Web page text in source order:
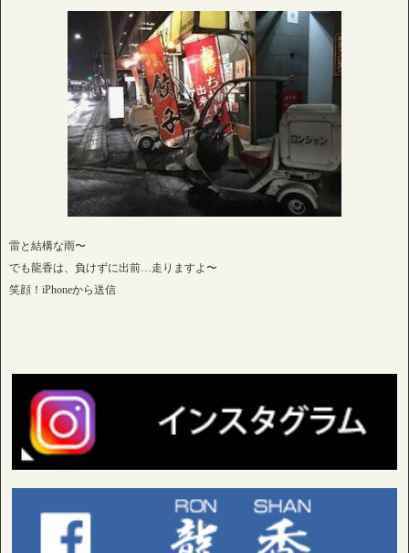
雷と結構な雨〜
でも龍香は、負けずに出前…走りますよ〜
笑顔！iPhoneから送信